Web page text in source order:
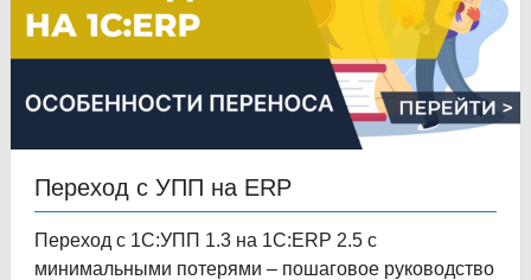
Переход с УПП на ERP
Переход с 1С:УПП 1.3 на 1С:ERP 2.5 с
минимальными потерями – пошаговое руководство